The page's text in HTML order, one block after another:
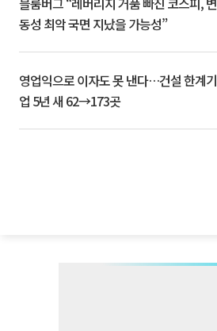
동성 최악 국면 지났을 가능성”
영업익으로 이자도 못 낸다…건설 한계기
업 5년 새 62→173곳